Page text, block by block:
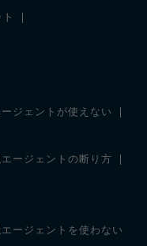
ジェントが使えない
ージェントの断り方
ージェントを使わない